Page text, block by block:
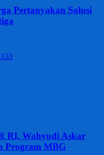
Pertanyakan Solusi
RI, Wahyudi Askar
Program MBG